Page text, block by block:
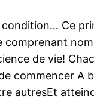
Ce
de vie!
commencer A
autresEt